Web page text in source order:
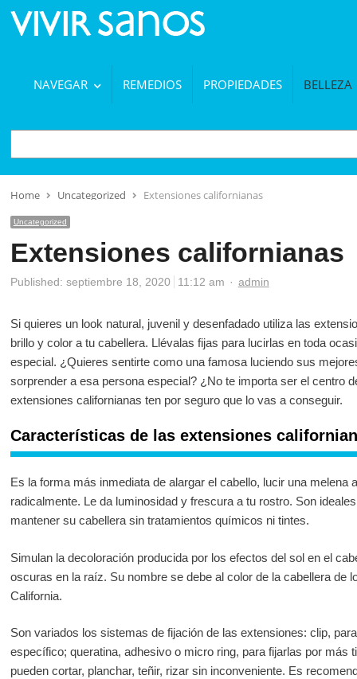
NAVEGAR REMEDIOS PROPIEDADES BELLEZA
BUSCAR
Home Uncategorized Extensiones californianas
Uncategorized
Extensiones californianas
Published: septiembre 18, 2020 11:12 am Author
admin
Si quieres un look natural, juvenil y desenfadado utiliza las
brillo y color a tu cabellera. Llévalas fijas para lucirlas en toda
especial. ¿Quieres sentirte como una famosa luciendo sus
sorprender a esa persona especial? ¿No te importa ser el centro
extensiones californianas ten por seguro que lo vas a conseguir.
Características de las extensiones
Es la forma más inmediata de alargar el cabello, lucir una melena
radicalmente. Le da luminosidad y frescura a tu rostro. Son
mantener su cabellera sin tratamientos químicos ni tintes.
Simulan la decoloración producida por los efectos del sol en el
oscuras en la raíz. Su nombre se debe al color de la cabellera de
California.
Son variados los sistemas de fijación de las extensiones: clip,
específico; queratina, adhesivo o micro ring, para fijarlas por más
pueden cortar, planchar, teñir, rizar sin inconveniente. Es